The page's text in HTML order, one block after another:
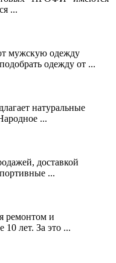
...
мужскую одежду
одежду от ...
натуральные
...
доставкой
...
ремонтом и
10 лет. За это ...